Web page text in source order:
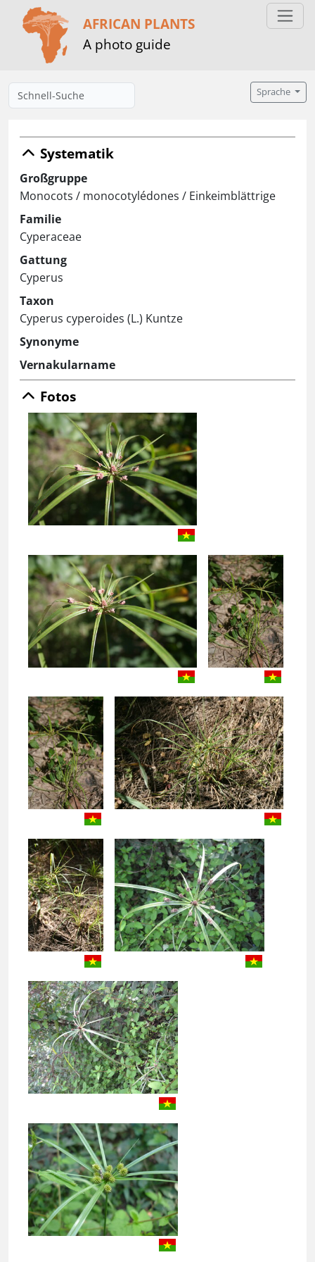
AFRICAN PLANTS
A photo guide
Sprache
Systematik
Großgruppe
Monocots / monocotylédones / Einkeimblättrige
Familie
Cyperaceae
Gattung
Cyperus
Taxon
Cyperus cyperoides (L.) Kuntze
Synonyme
Vernakularname
Fotos